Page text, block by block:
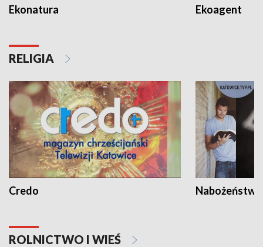
Ekonatura Ekoagent
RELIGIA
Credo
ROLNICTWO I WIEŚ